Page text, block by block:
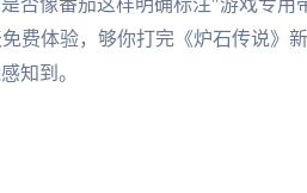
费体验，够你打完《炉石传说》
知到。